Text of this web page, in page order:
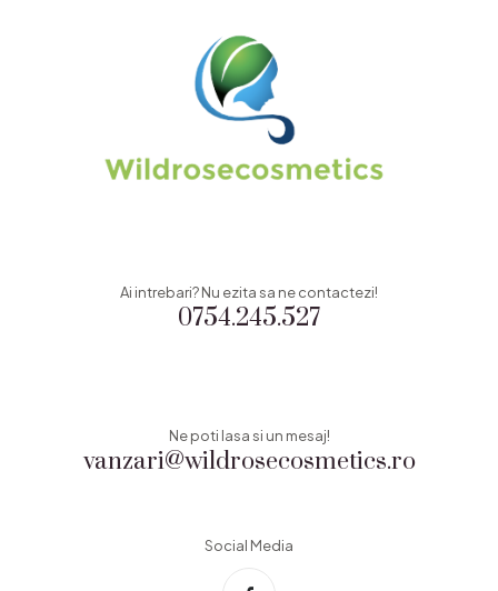
0754.245.527
Ai intrebari? Nu ezita sa ne contactezi!
vanzari@wildrosecosmetics.ro
Ne poti lasa si un mesaj!
Social Media